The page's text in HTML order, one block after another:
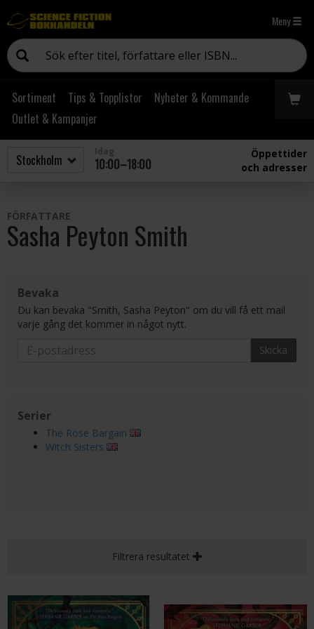
Meny
Sortiment Tips & Topplistor
Nyheter & Kommande
Outlet & Kampanjer
10:00–18:00
Öppettider
och adresser
FÖRFATTARE
Sasha Peyton Smith
Bevaka
Du kan bevaka "Smith, Sasha Peyton" om du vill få ett mail
varje gång det kommer in något nytt.
Skicka
Serier
The Rose Bargain
Witch Sisters
Filtrera resultatet